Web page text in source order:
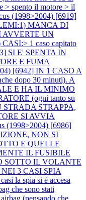
> spento il motore > il
(1998>2004) [6919]
MANCA DI
AVVERTE UN
1 caso capitato
SI E' SPENTA IN
E FUMA
[6942] IN 1 CASO A
dopo 30 minuti). A
E HA IL MINIMO
(ogni tanto su
STRADA STRAPPA,
SI AVVIA
(1998>2004) [6986]
NON SI
E QUELLE
IL FUSIBILE
SOTTO IL VOLANTE
NEI 3 CASI SPIA
la spia si è accesa
che sono stati
(pensando che